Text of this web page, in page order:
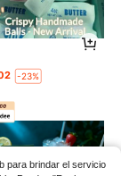
-23%
para brindar el servicio